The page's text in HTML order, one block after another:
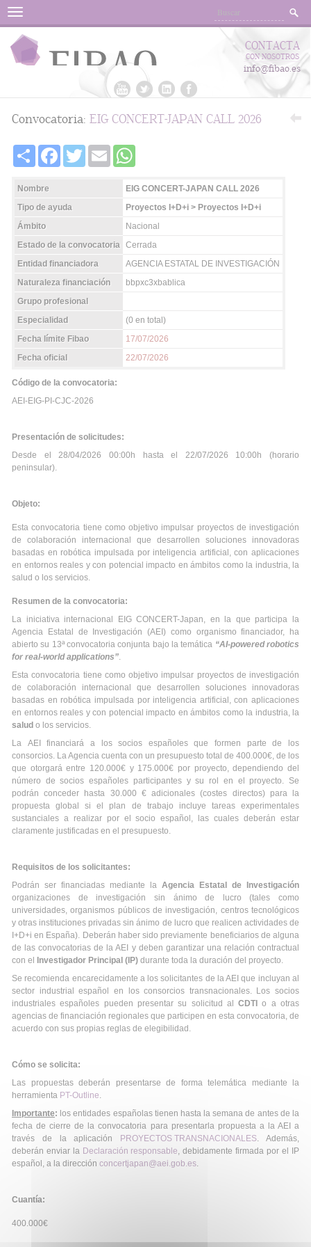
Menu
CONTACTA
CON NOSOTROS
info@fibao.es
Convocatoria: EIG CONCERT-JAPAN CALL 2026
Share FacebookTwitter Email
Nombre
EIG CONCERT-JAPAN CALL 2026
Tipo de ayuda
Proyectos I+D+i > Proyectos I+D+i
Ámbito
Nacional
Estado de la convocatoria Cerrada
Entidad financiadora
AGENCIA ESTATAL DE INVESTIGACIÓN
Naturaleza financiación
bbpxc3xbablica
Grupo profesional
Especialidad
(0 en total)
Fecha límite Fibao
17/07/2026
Fecha oficial
22/07/2026
Código de la convocatoria:
AEI-EIG-PI-CJC-2026
Presentación de solicitudes:
Desde el 28/04/2026 00:00h hasta el 22/07/2026 10:00h (horario
peninsular).
Objeto:
Esta convocatoria tiene como objetivo impulsar proyectos de investigación
de colaboración internacional que desarrollen soluciones innovadoras
basadas en robótica impulsada por inteligencia artificial, con aplicaciones
en entornos reales y con potencial impacto en ámbitos como la industria, la
salud o los servicios.
Resumen de la convocatoria:
La iniciativa internacional EIG CONCERT-Japan, en la que participa la
Agencia Estatal de Investigación (AEI) como organismo financiador, ha
abierto su 13ª convocatoria conjunta bajo la temática “AI-powered robotics
for real-world applications”.
Esta convocatoria tiene como objetivo impulsar proyectos de investigación
de colaboración internacional que desarrollen soluciones innovadoras
basadas en robótica impulsada por inteligencia artificial, con aplicaciones
en entornos reales y con potencial impacto en ámbitos como la industria, la
salud o los servicios.
La AEI financiará a los socios españoles que formen parte de los
consorcios. La Agencia cuenta con un presupuesto total de 400.000€, de los
que otorgará entre 120.000€ y 175.000€ por proyecto, dependiendo del
número de socios españoles participantes y su rol en el proyecto. Se
podrán conceder hasta 30.000 € adicionales (costes directos) para la
propuesta global si el plan de trabajo incluye tareas experimentales
sustanciales a realizar por el socio español, las cuales deberán estar
claramente justificadas en el presupuesto.
Requisitos de los solicitantes:
Podrán ser financiadas mediante la Agencia Estatal de Investigación
organizaciones de investigación sin ánimo de lucro (tales como
universidades, organismos públicos de investigación, centros tecnológicos
y otras instituciones privadas sin ánimo de lucro que realicen actividades de
I+D+i en España). Deberán haber sido previamente beneficiarios de alguna
de las convocatorias de la AEI y deben garantizar una relación contractual
con el
Investigador Principal (IP) durante toda la duración del proyecto.
Se recomienda encarecidamente a los solicitantes de la AEI que incluyan al
sector industrial español en los consorcios transnacionales. Los socios
industriales españoles pueden presentar su solicitud alCDTI
o a otras
agencias de financiación regionales que participen en esta convocatoria, de
acuerdo con sus propias reglas de elegibilidad.
Cómo se solicita:
Las propuestas deberán presentarse de forma telemática mediante la
herramienta PT-Outline.
Importante: los entidades españolas tienen hasta la semana de antes de la
fecha de cierre de la convocatoria para presentarla propuesta a la AEI a
través de la aplicación
PROYECTOS TRANSNACIONALES. Además,
deberán enviar la Declaración responsable, debidamente firmada por el IP
español, a la dirección concertjapan@aei.gob.es.
Cuantía:
400.000€